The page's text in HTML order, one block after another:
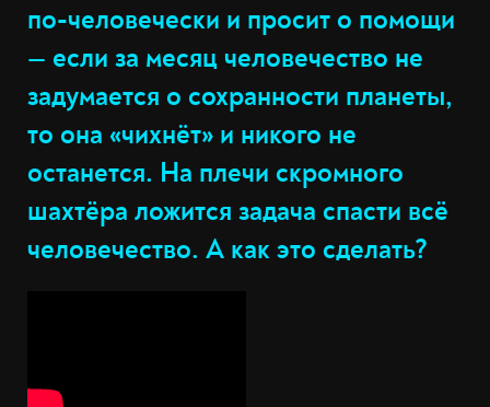
по-человечески и просит о помощи
— если за месяц человечество не
задумается о сохранности планеты,
то она «чихнёт» и никого не
останется. На плечи скромного
шахтёра ложится задача спасти всё
человечество. А как это сделать?